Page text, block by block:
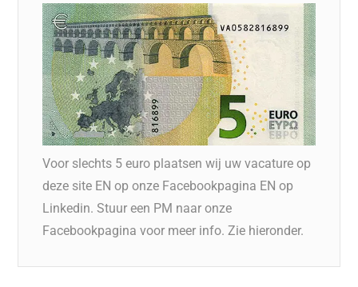
Voor slechts 5 euro plaatsen wij uw vacature op
deze site EN op onze Facebookpagina EN op
Linkedin. Stuur een PM naar onze
Facebookpagina voor meer info. Zie hieronder.